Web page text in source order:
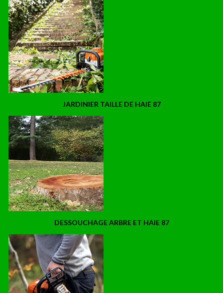
JARDINIER TAILLE DE HAIE 87
DESSOUCHAGE ARBRE ET HAIE 87